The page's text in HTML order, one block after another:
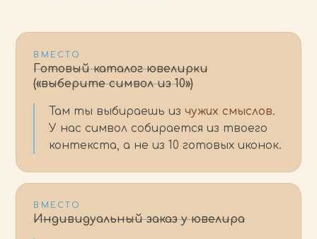
ВМЕСТО
Готовый каталог ювелирки
(«выберите символ из 10»)
Там ты выбираешь изчужих смыслов.
У нас символ собирается из твоего
контекста, а не из 10 готовых иконок.
ВМЕСТО
Индивидуальный заказ у ювелира